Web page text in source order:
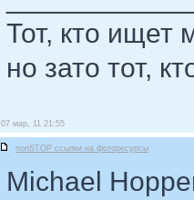
Тот, кто ищет
но зато тот,
07 мар, 11 21:55
nonSTOP ссылки на фоторесурсы
Michael